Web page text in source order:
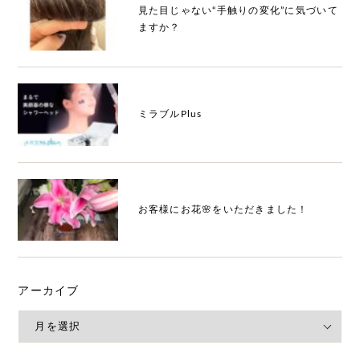
見た目じゃない“手触りの変化”に気づいて
ますか？
ミラブルPlus
お客様にお花🌸をいただきました！
アーカイブ